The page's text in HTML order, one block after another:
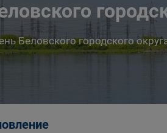
Беловского городского